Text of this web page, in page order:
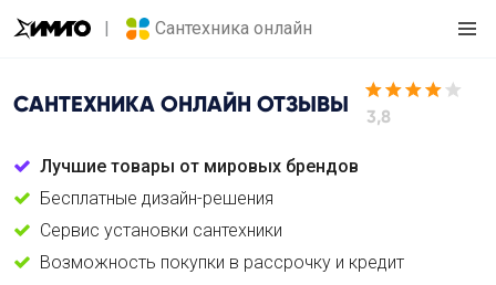
Сантехника онлайн
САНТЕХНИКА ОНЛАЙН ОТЗЫВЫ 3,8
Лучшие товары от мировых брендов
Бесплатные дизайн-решения
Сервис установки сантехники
Возможность покупки в рассрочку и кредит